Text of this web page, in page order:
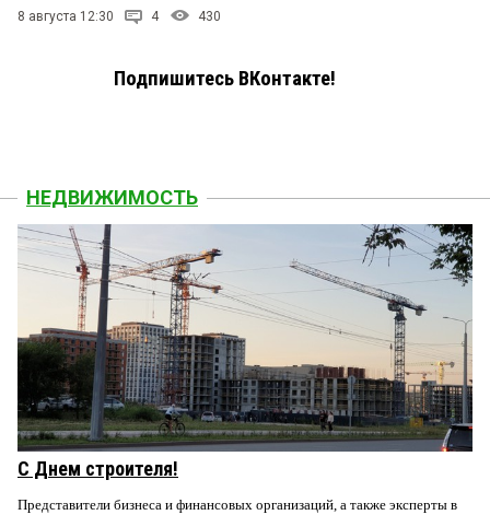
8 августа 12:30 4 430
Подпишитесь ВКонтакте!
НЕДВИЖИМОСТЬ
С Днем строителя!
Представители бизнеса и финансовых организаций, а также эксперты в